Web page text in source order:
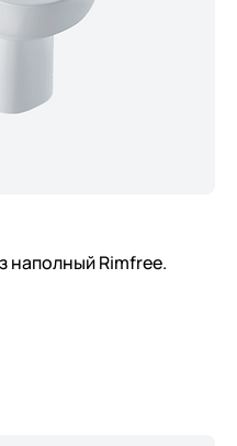
наполный Rimfree.